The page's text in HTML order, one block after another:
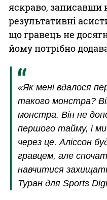
яскраво, записавши
результативні
що гравець не
йому потрібно
«Як мені вдалося
такого монстра?
монстра. Він не
першого тайму, і
через це. Аліссон
гравцем, але
навчитися
Туран для Sports